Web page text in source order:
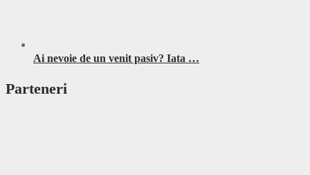
Ai nevoie de un venit pasiv? Iata …
Parteneri